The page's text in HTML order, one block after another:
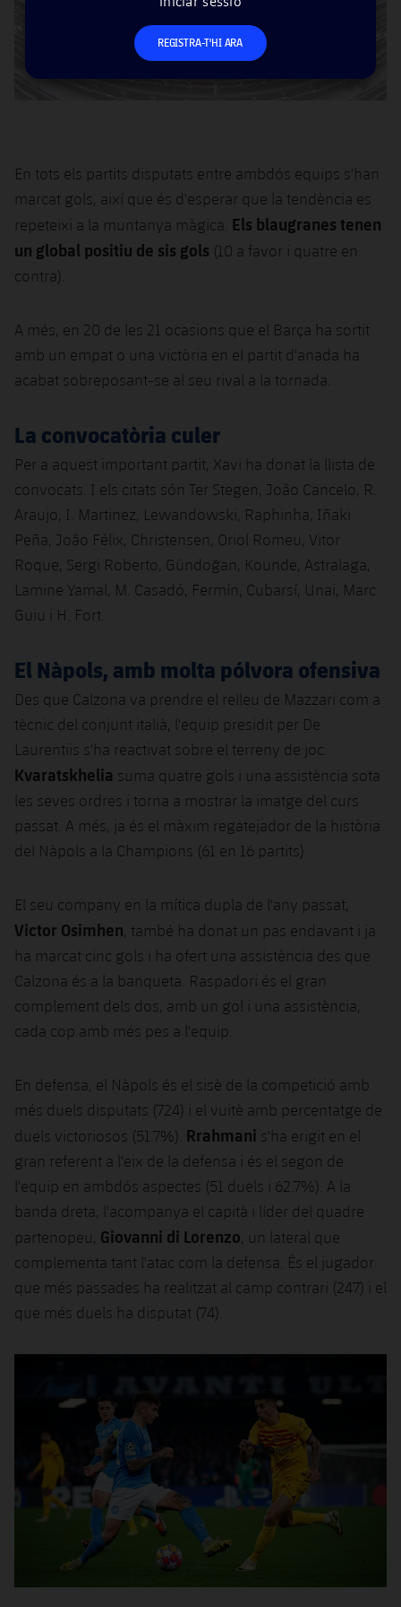
REGISTRA-T'HI ARA
En tots els partits disputats entre ambdós equips s'han
marcat gols, així que és d'esperar que la tendència es
repeteixi a la muntanya màgica. Els blaugranes tenen
un global positiu de sis gols (10 a favor i quatre en
contra).
A més, en 20 de les 21 ocasions que el Barça ha sortit
amb un empat o una victòria en el partit d'anada ha
acabat sobreposant-se al seu rival a la tornada.
La convocatòria culer
Per a aquest important partit, Xavi ha donat la llista de
convocats. I els citats són Ter Stegen, Joâo Cancelo, R.
Araujo, I. Martinez, Lewandowski, Raphinha, Iñaki
Peña, Joâo Félix, Christensen, Oriol Romeu, Vitor
Roque, Sergi Roberto, Gündoğan, Kounde, Astralaga,
Lamine Yamal, M. Casadó, Fermín, Cubarsí, Unai, Marc
Guiu i H. Fort.
El Nàpols, amb molta pólvora ofensiva
Des que Calzona va prendre el relleu de Mazzari com a
tècnic del conjunt italià, l'equip presidit per De
Laurentiis s'ha reactivat sobre el terreny de joc.
Kvaratskhelia suma quatre gols i una assistència sota
les seves ordres i torna a mostrar la imatge del curs
passat. A més, ja és el màxim regatejador de la història
del Nàpols a la Champions (61 en 16 partits).
El seu company en la mítica dupla de l'any passat,
Victor Osimhen , també ha donat un pas endavant i ja
ha marcat cinc gols i ha ofert una assistència des que
Calzona és a la banqueta. Raspadori és el gran
complement dels dos, amb un gol i una assistència,
cada cop amb més pes a l'equip.
En defensa, el Nàpols és el sisè de la competició amb
més duels disputats (724) i el vuitè amb percentatge de
duels victoriosos (51.7%). Rrahmani s'ha erigit en el
gran referent a l'eix de la defensa i és el segon de
l'equip en ambdós aspectes (51 duels i 62.7%). A la
banda dreta, l'acompanya el capità i líder del quadre
partenopeu, Giovanni di Lorenzo , un lateral que
complementa tant l'atac com la defensa. És el jugador
que més passades ha realitzat al camp contrari (247) i el
que més duels ha disputat (74).